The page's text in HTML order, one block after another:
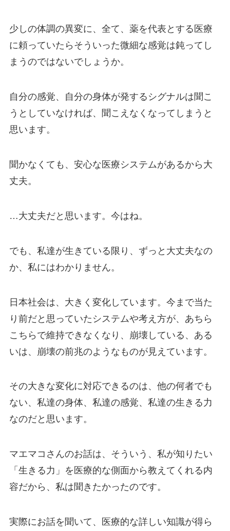
少しの体調の異変に、全て、薬を代表とする医療
に頼っていたらそういった微細な感覚は鈍ってし
まうのではないでしょうか。
自分の感覚、自分の身体が発するシグナルは聞こ
うとしていなければ、聞こえなくなってしまうと
思います。
聞かなくても、安心な医療システムがあるから大
丈夫。
…大丈夫だと思います。今はね。
でも、私達が生きている限り、ずっと大丈夫なの
か、私にはわかりません。
日本社会は、大きく変化しています。今まで当た
り前だと思っていたシステムや考え方が、あちら
こちらで維持できなくなり、崩壊している、ある
いは、崩壊の前兆のようなものが見えています。
その大きな変化に対応できるのは、他の何者でも
ない、私達の身体、私達の感覚、私達の生きる力
なのだと思います。
マエマコさんのお話は、そういう、私が知りたい
「生きる力」を医療的な側面から教えてくれる内
容だから、私は聞きたかったのです。
実際にお話を聞いて、医療的な詳しい知識が得ら